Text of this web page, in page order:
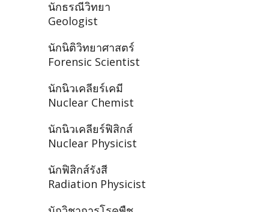
นักธรณีวิทยา
Geologist
นักนิติวิทยาศาสตร์
Forensic Scientist
นักนิวเคลียร์เคมี
Nuclear Chemist
นักนิวเคลียร์ฟิสิกส์
Nuclear Physicist
นักฟิสิกส์รังสี
Radiation Physicist